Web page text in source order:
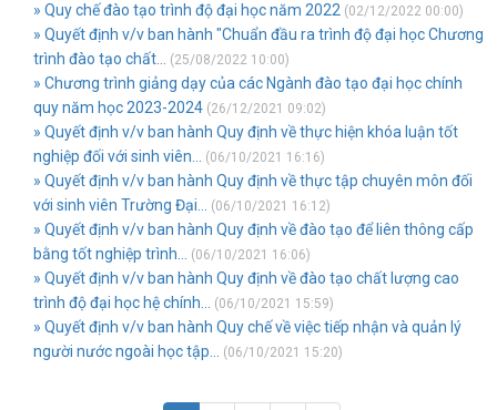
» Quy chế đào tạo trình độ đại học năm 2022 (02/12/2022 00:00)
» Quyết định v/v ban hành "Chuẩn đầu ra trình độ đại học Chương
trình đào tạo chất...
(25/08/2022 10:00)
» Chương trình giảng dạy của các Ngành đào tạo đại học chính
quy năm học 2023-2024 (26/12/2021 09:02)
» Quyết định v/v ban hành Quy định về thực hiện khóa luận tốt
nghiệp đối với sinh viên...
(06/10/2021 16:16)
» Quyết định v/v ban hành Quy định về thực tập chuyên môn đối
với sinh viên Trường Đại...
(06/10/2021 16:12)
» Quyết định v/v ban hành Quy định về đào tạo để liên thông cấp
bằng tốt nghiệp trình...
(06/10/2021 16:06)
» Quyết định v/v ban hành Quy định về đào tạo chất lượng cao
trình độ đại học hệ chính...
(06/10/2021 15:59)
» Quyết định v/v ban hành Quy chế về việc tiếp nhận và quản lý
người nước ngoài học tập...
(06/10/2021 15:20)